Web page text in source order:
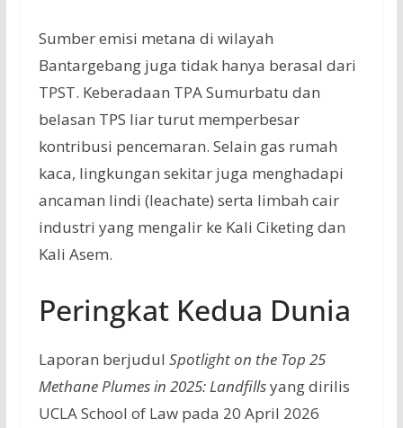
Sumber emisi metana di wilayah
Bantargebang juga tidak hanya berasal dari
TPST. Keberadaan TPA Sumurbatu dan
belasan TPS liar turut memperbesar
kontribusi pencemaran. Selain gas rumah
kaca, lingkungan sekitar juga menghadapi
ancaman lindi (leachate) serta limbah cair
industri yang mengalir ke Kali Ciketing dan
Kali Asem.
Peringkat Kedua Dunia
Laporan berjudul Spotlight on the Top 25
Methane Plumes in 2025: Landfillsyang dirilis
UCLA School of Law pada 20 April 2026